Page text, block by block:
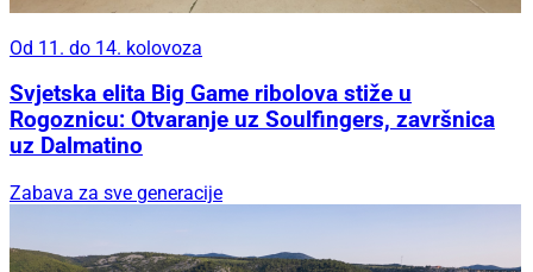
Od 11. do 14. kolovoza
Svjetska elita Big Game ribolova stiže u
Rogoznicu: Otvaranje uz Soulfingers, završnica
uz Dalmatino
Zabava za sve generacije